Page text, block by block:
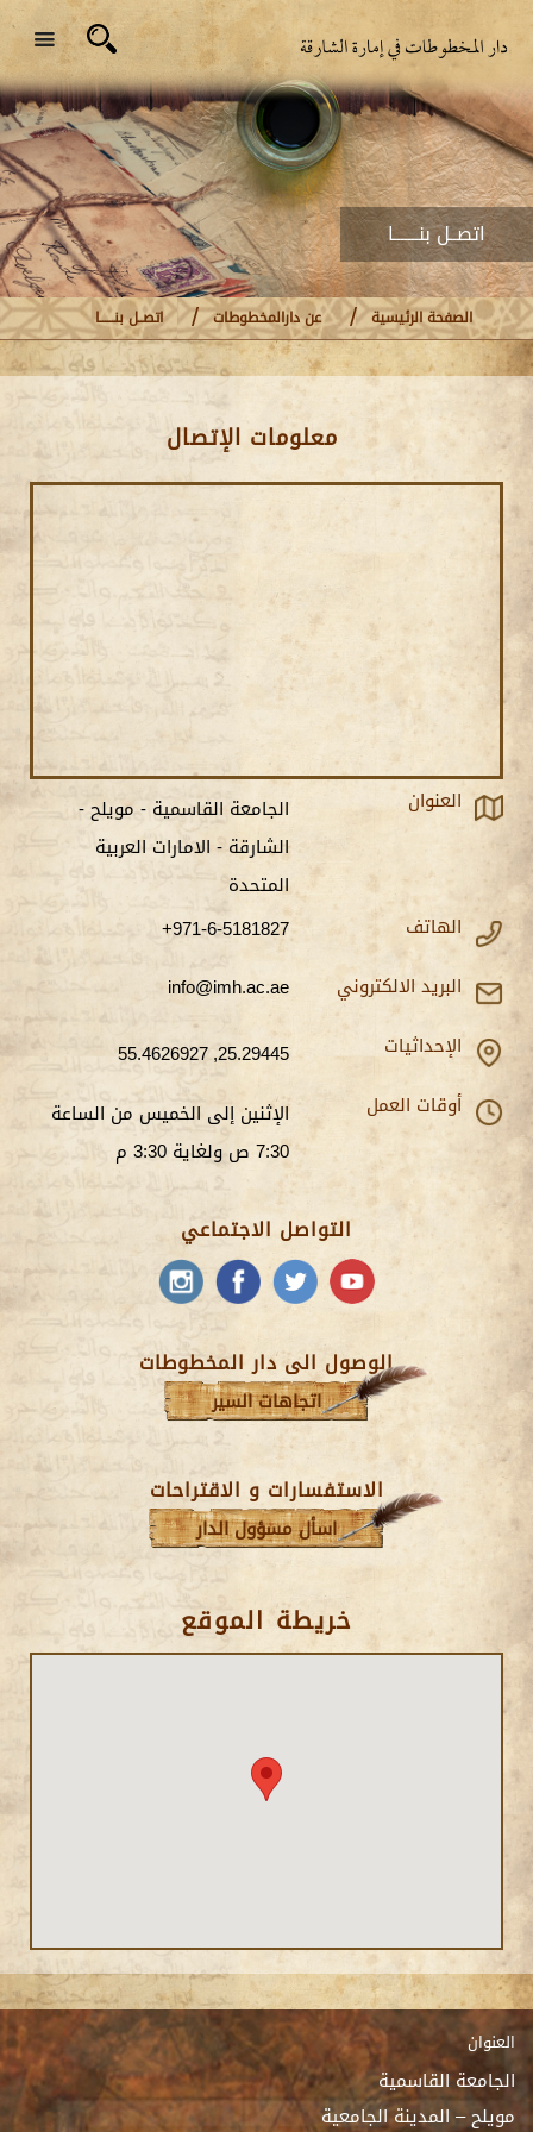
اتصــل بنـــــــا
الصفحة الرئيسية عن دارالمخطوطات اتصــل بنــــــا
معلومات الإتصال
العنوان
الجامعة القاسمية - مويلح -
الشارقة - الامارات العربية
المتحدة
الهاتف
+971-6-5181827
البريد الالكتروني
info@imh.ac.ae
الإحداثيات
25.29445, 55.4626927
أوقات العمل
الإثنين إلى الخميس من الساعة
7:30 ص ولغاية 3:30 م
التواصل الاجتماعي
الوصول الى دار المخطوطات
اتجاهات السير
الاستفسارات و الاقتراحات
اسأل مسؤول الدار
خريطة الموقع
العنوان
الجامعة القاسمية
مويلح – المدينة الجامعية